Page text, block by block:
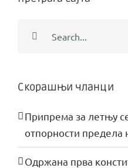
for:
Скорашњи чланци
Припрема за летњу
отпорности предела
Одржана прва